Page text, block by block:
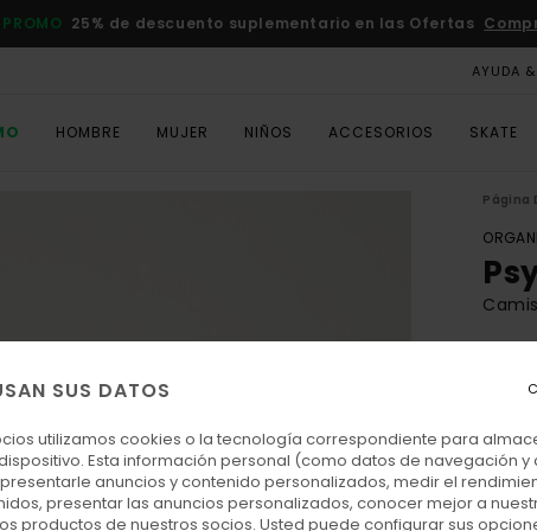
PROMO 25% de descuento suplementario en las Ofertas
AYUDA
HOMBRE MUJER NIÑOS ACCESORIOS SKATE
Página
Color
SUS DATOS
utilizamos cookies o la tecnología correspondiente para
Esta información personal (como datos de navegación y
anuncios y contenido personalizados, medir el
presentar las anuncios personalizados, conocer mejor a
productos de nuestros socios. Usted puede configurar sus